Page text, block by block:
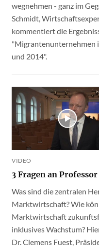
wegnehmen - ganz im
Schmidt,
kommentiert die
"Migrantenunternehmen
und 2014".
VIDEO
3 Fragen an
Was sind die zentralen
Marktwirtschaft? Wie
Marktwirtschaft
inklusives Wachstum?
Dr. Clemens Fuest,